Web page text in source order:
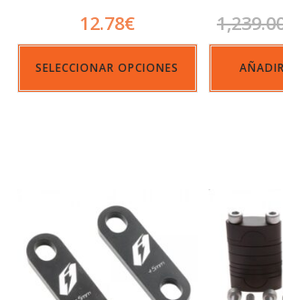
12.78€
SELECCIONAR OPCIONES